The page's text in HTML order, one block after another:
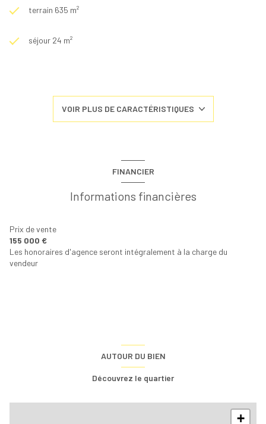
terrain 635 m²
séjour 24 m²
Chauffage central : radiateur (fioul)
exposition Sud
VOIR PLUS DE CARACTÉRISTIQUES
FINANCIER
Informations financières
Prix de vente
155 000 €
Les honoraires d'agence seront intégralement à la charge du
vendeur
AUTOUR DU BIEN
Découvrez le quartier
+